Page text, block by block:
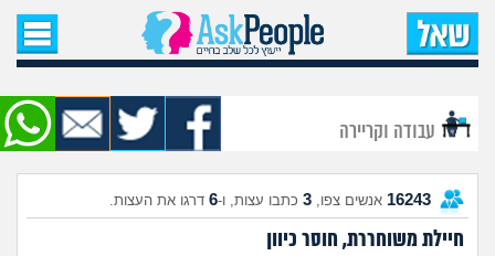
עמוד הבית
שאל שאלה
שאלות חדשות
שאלות שעוררו עניין
עבודה וקריירה
16243 אנשים צפו, 3 כתבו עצות, ו-6 דרגו את העצות.
חיילת משוחררת, חוסר כיוון